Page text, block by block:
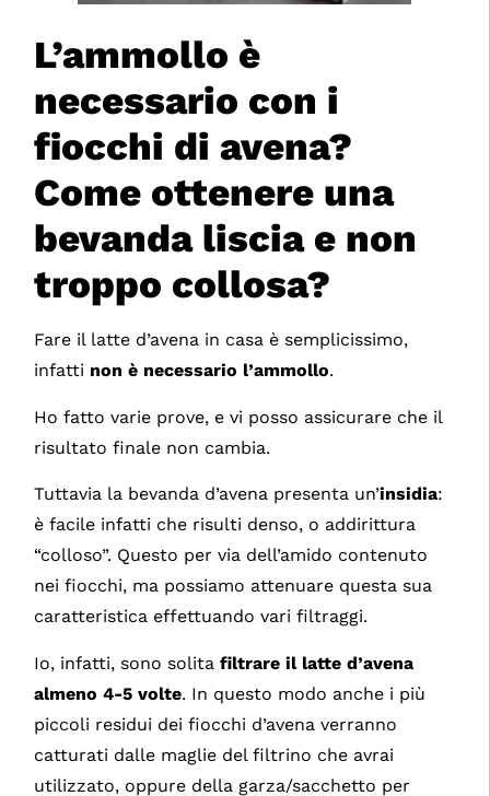
L’ammollo è
necessario con i
fiocchi di avena?
Come ottenere una
bevanda liscia e non
troppo collosa?
Fare il latte d’avena in casa è semplicissimo,
infatti non è necessario l’ammollo.
Ho fatto varie prove, e vi posso assicurare che il
risultato finale non cambia.
Tuttavia la bevanda d’avena presenta un’insidia:
è facile infatti che risulti denso, o addirittura
“colloso”. Questo per via dell’amido contenuto
nei fiocchi, ma possiamo attenuare questa sua
caratteristica effettuando vari filtraggi.
Io, infatti, sono solitafiltrare il latte d’avena
almeno 4-5 volte. In questo modo anche i più
piccoli residui dei fiocchi d’avena verranno
catturati dalle maglie del filtrino che avrai
utilizzato, oppure della garza/sacchetto per